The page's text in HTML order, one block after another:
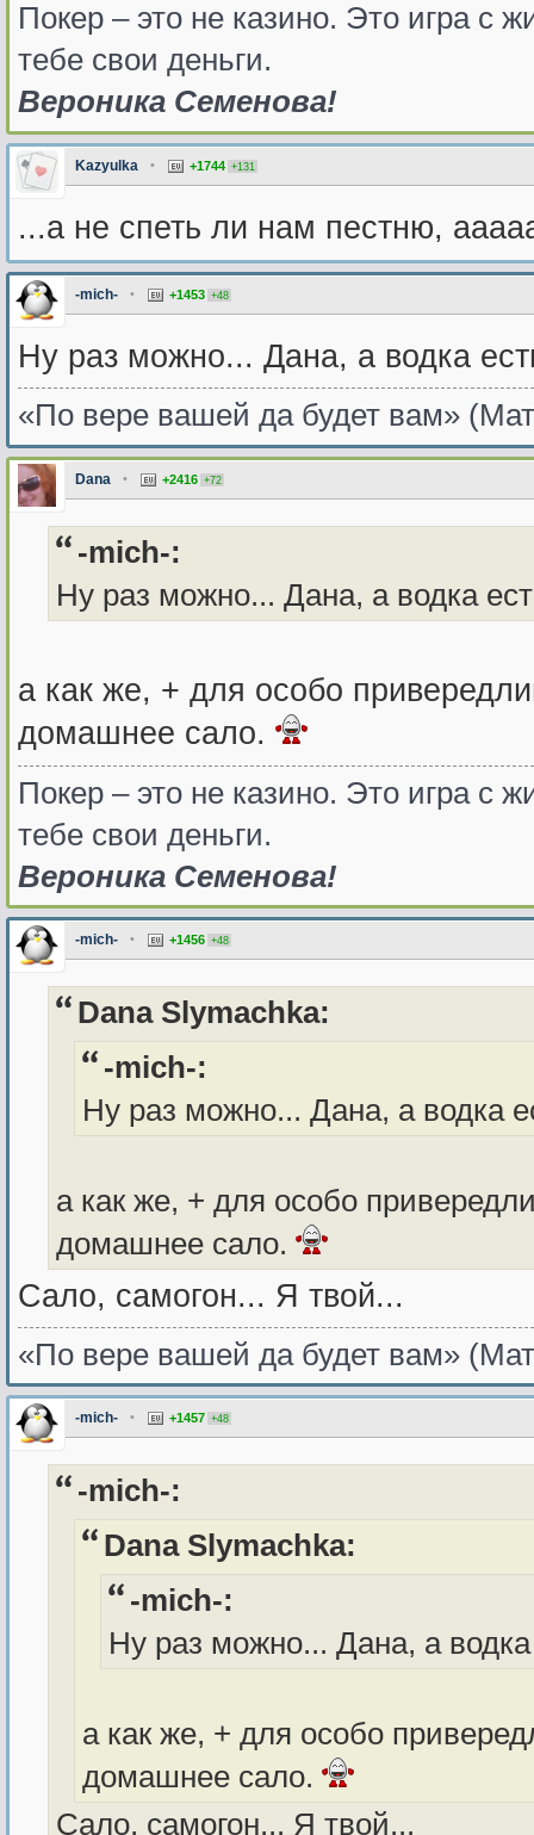
Покер – это не казино. Это игра с
тебе свои деньги.
Вероника Семенова!
Kazyulka • +1744 +131
...а не спеть ли нам пестню,
-mich- • +1453 +48
Ну раз можно... Дана, а водка
«По вере вашей да будет вам»
Dana • +2416 +72
-mich-:
Ну раз можно... Дана, а водка
а как же, + для особо
домашнее сало.
Покер – это не казино. Это игра с
тебе свои деньги.
Вероника Семенова!
-mich- • +1456 +48
Dana Slymachka:
-mich-:
Ну раз можно... Дана, а водка
а как же, + для особо
домашнее сало.
Сало, самогон... Я твой...
«По вере вашей да будет вам»
-mich- • +1457 +48
-mich-:
Dana Slymachka:
-mich-:
Ну раз можно... Дана, а водка
а как же, + для особо
домашнее сало.
Сало, самогон... Я твой...